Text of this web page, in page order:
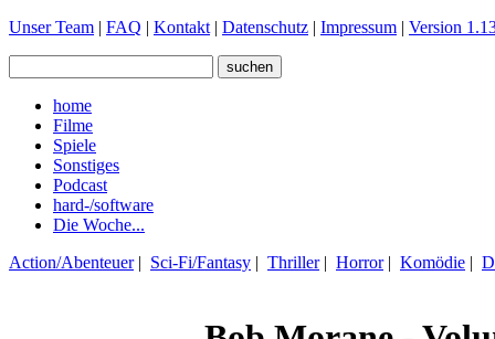
Unser Team | FAQ | Kontakt | Datenschutz | Impressum | Version
home
Filme
Spiele
Sonstiges
Podcast
hard-/software
Die Woche...
Action/Abenteuer| Sci-Fi/Fantasy | Thriller| Horror| Komödie |